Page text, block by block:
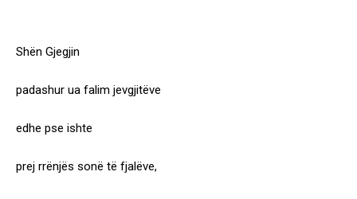
Shën Gjegjin
padashur ua falim jevgjitëve
edhe pse ishte
prej rrënjës sonë të fjalëve,